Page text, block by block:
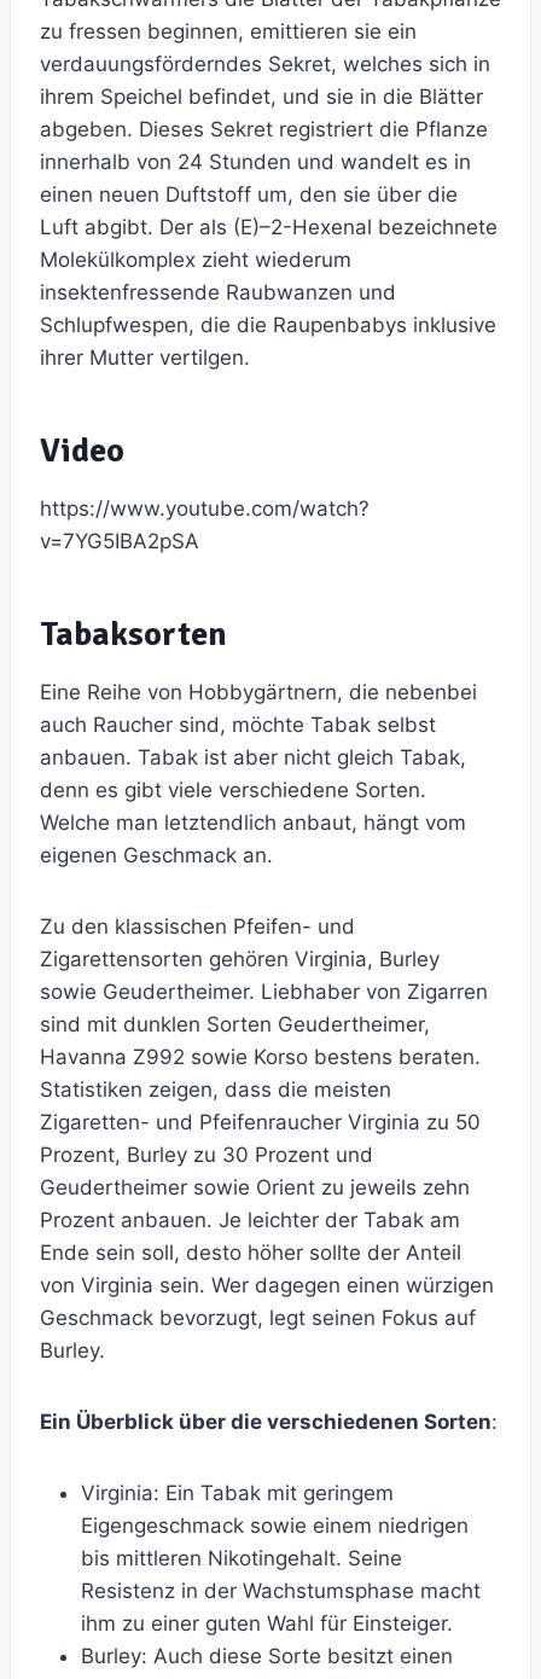
zu fressen beginnen, emittieren sie ein
verdauungsförderndes Sekret, welches sich in
ihrem Speichel befindet, und sie in die Blätter
abgeben. Dieses Sekret registriert die Pflanze
innerhalb von 24 Stunden und wandelt es in
einen neuen Duftstoff um, den sie über die
Luft abgibt. Der als (E)–2-Hexenal bezeichnete
Molekülkomplex zieht wiederum
insektenfressende Raubwanzen und
Schlupfwespen, die die Raupenbabys inklusive
ihrer Mutter vertilgen.
Video
https://www.youtube.com/watch?
v=7YG5IBA2pSA
Tabaksorten
Eine Reihe von Hobbygärtnern, die nebenbei
auch Raucher sind, möchte Tabak selbst
anbauen. Tabak ist aber nicht gleich Tabak,
denn es gibt viele verschiedene Sorten.
Welche man letztendlich anbaut, hängt vom
eigenen Geschmack an.
Zu den klassischen Pfeifen- und
Zigarettensorten gehören Virginia, Burley
sowie Geudertheimer. Liebhaber von Zigarren
sind mit dunklen Sorten Geudertheimer,
Havanna Z992 sowie Korso bestens beraten.
Statistiken zeigen, dass die meisten
Zigaretten- und Pfeifenraucher Virginia zu 50
Prozent, Burley zu 30 Prozent und
Geudertheimer sowie Orient zu jeweils zehn
Prozent anbauen. Je leichter der Tabak am
Ende sein soll, desto höher sollte der Anteil
von Virginia sein. Wer dagegen einen würzigen
Geschmack bevorzugt, legt seinen Fokus auf
Burley.
Ein Überblick über die verschiedenen Sorten:
Virginia: Ein Tabak mit geringem
Eigengeschmack sowie einem niedrigen
bis mittleren Nikotingehalt. Seine
Resistenz in der Wachstumsphase macht
ihm zu einer guten Wahl für Einsteiger.
Burley: Auch diese Sorte besitzt einen